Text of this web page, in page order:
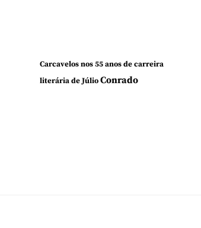
Carcavelos nos 55 anos de carreira
literária de JúlioConrado